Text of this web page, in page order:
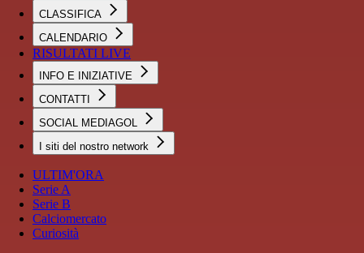
CLASSIFICA
CALENDARIO
RISULTATI LIVE
INFO E INIZIATIVE
CONTATTI
SOCIAL MEDIAGOL
I siti del nostro network
ULTIM'ORA
Serie A
Serie B
Calciomercato
Curiosità